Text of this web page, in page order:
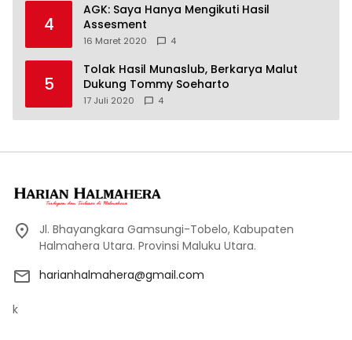
4
AGK: Saya Hanya Mengikuti Hasil
Assesment
16 Maret 2020 4
5
Tolak Hasil Munaslub, Berkarya Malut
Dukung Tommy Soeharto
17 Juli 2020 4
Jl. Bhayangkara Gamsungi-Tobelo, Kabupaten
Halmahera Utara. Provinsi Maluku Utara.
harianhalmahera@gmail.com
k